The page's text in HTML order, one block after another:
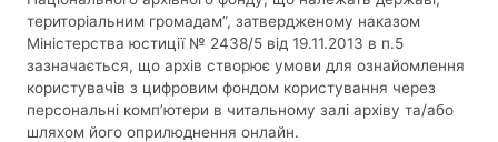
територіальним громадам”, затвердженому наказом
Міністерства юстиції № 2438/5 від 19.11.2013 в п.5
зазначається, що архів створює умови для ознайомлення
користувачів з цифровим фондом користування через
персональні комп’ютери в читальному залі архіву та/або
шляхом його оприлюднення онлайн.